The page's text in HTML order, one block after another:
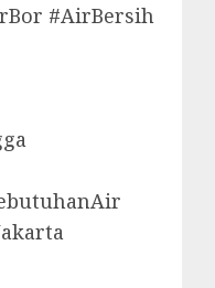
#AirBersih